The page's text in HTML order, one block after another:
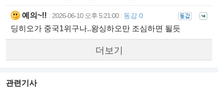
예의~!! 2026-06-10 오후 5:21:00 동감 0
딩히오가 중국1위구나..왕싱하오만 조심하면 될듯
더보기
관련기사